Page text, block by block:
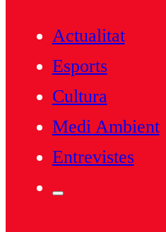
Actualitat
Esports
Cultura
Medi Ambient
Entrevistes